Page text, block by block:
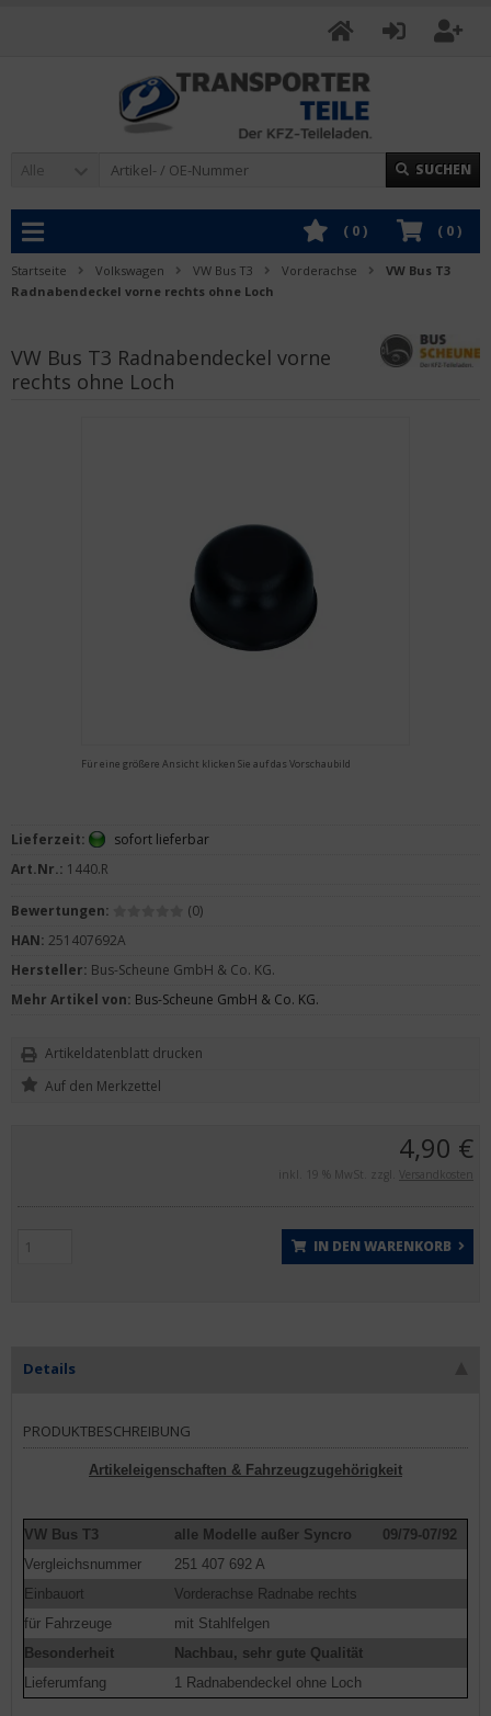
Alle SUCHEN
( 0)
( 0)
Startseite Volkswagen VW Bus T3 Vorderachse
VW Bus T3
Radnabendeckel vorne rechts ohne Loch
VW Bus T3 Radnabendeckel vorne
rechts ohne Loch
Für eine größere Ansicht klicken Sie auf das Vorschaubild
4,90 €
inkl. 19 % MwSt. zzgl. Versandkosten
IN DEN WARENKORB
Lieferzeit:
sofort lieferbar
Art.Nr.: 1440.R
Bewertungen:
(0)
HAN: 251407692A
Hersteller: Bus-Scheune GmbH & Co. KG.
Mehr Artikel von: Bus-Scheune GmbH & Co. KG.
Artikeldatenblatt drucken
Details
PRODUKTBESCHREIBUNG
Artikeleigenschaften & Fahrzeugzugehörigkeit
VW Bus T3 alle Modelle außer Syncro
09/79-07/92
Vergleichsnummer
251 407 692 A
Einbauort
Vorderachse Radnabe rechts
für Fahrzeuge
mit Stahlfelgen
Besonderheit
Nachbau, sehr gute Qualität
Lieferumfang
1 Radnabendeckel ohne Loch